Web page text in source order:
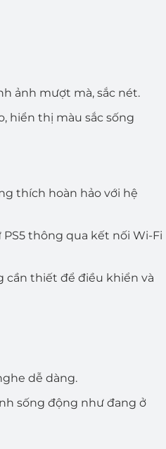
ảnh mượt mà, sắc nét.
hiển thị màu sắc sống
thích hoàn hảo với hệ
PS5 thông qua kết nối Wi-Fi
cần thiết để điều khiển và
dễ dàng.
sống động như đang ở